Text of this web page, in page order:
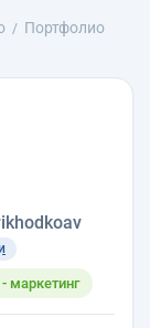
Портфолио
маркетинг